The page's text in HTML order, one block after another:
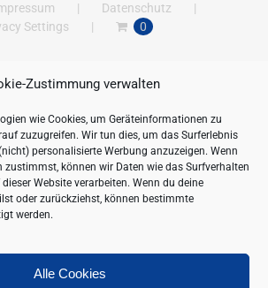
Zustimmung verwalten
wie Cookies, um Geräteinformationen zu
zuzugreifen. Wir tun dies, um das Surferlebnis
personalisierte Werbung anzuzeigen. Wenn
zustimmst, können wir Daten wie das Surfverhalten
Website verarbeiten. Wenn du deine
oder zurückziehst, können bestimmte
werden.
Alle Cookies
Datenschutz
Settings
0
ANSCHRIFT
New Gastroline GmbH
Barthestraße 115
18356 Barth
Deutschland/Germany
Öffnungszeiten:
- Fr. 09.00 bis 16.00 Uhr
https://www.newgastroline.de